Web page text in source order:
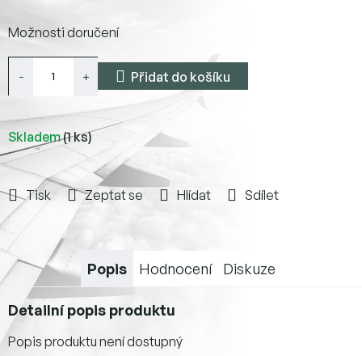
cena:
Skladem(1 ks)
Možnosti doručení
Přidat do košíku
Tisk Zeptat se Hlídat Sdílet
Popis Hodnocení Diskuze
Detailní popis produktu
Popis produktu není dostupný